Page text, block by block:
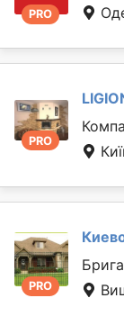
PRO
PRO
PRO